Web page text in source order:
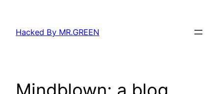
springen
Hacked By MR.GREEN